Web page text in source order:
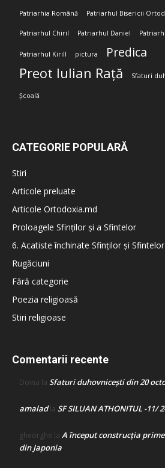
Patriarhia Română Patriarhul Bisericii
Patriarhul Chiril Patriarhul Daniel
Patriarhul Kirill pictura Predica
Preot Iulian Rață Sfaturi
Școală
CATEGORIE POPULARĂ
Stiri
Articole preluate
Articole Ortodoxia.md
Proloagele Sfinților și a Sfintelor
6. Acatiste închinate Sfinților și Sfintelor
Rugăciuni
Fără categorie
Poezia religioasă
Stiri religioase
Comentarii recente
Doina la Sfaturi duhovnicești din 20
amaladla SF SILUAN ATHONITUL -11/
gheorghe la A început construcţia
din Japonia